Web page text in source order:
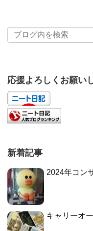
応援よろしくお願い
新着記事
2024年コン
キャリーオ